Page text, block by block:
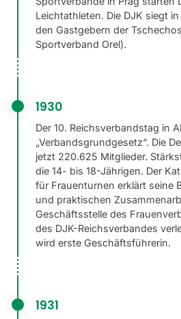
Leichtathleten. Die DJK siegt
den Gastgebern der
Sportverband Orel).
1930
Der 10. Reichsverbandstag in
„Verbandsgrundgesetz“. Die
jetzt 220.625 Mitglieder.
die 14- bis 18-Jährigen. Der
für Frauenturnen erklärt seine
und praktischen
Geschäftsstelle des
des DJK-Reichsverbandes
wird erste Geschäftsführerin.
1931